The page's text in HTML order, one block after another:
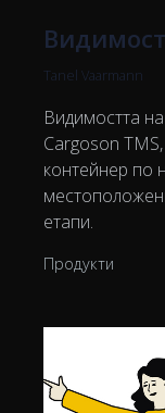
Tanel Vaarmann
Видимостта
Cargoson
контейнер по
етапи.
Продукти